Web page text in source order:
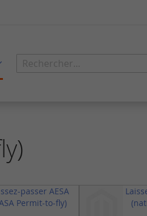
Rechercher
passer AESA
Permit-to-fly)